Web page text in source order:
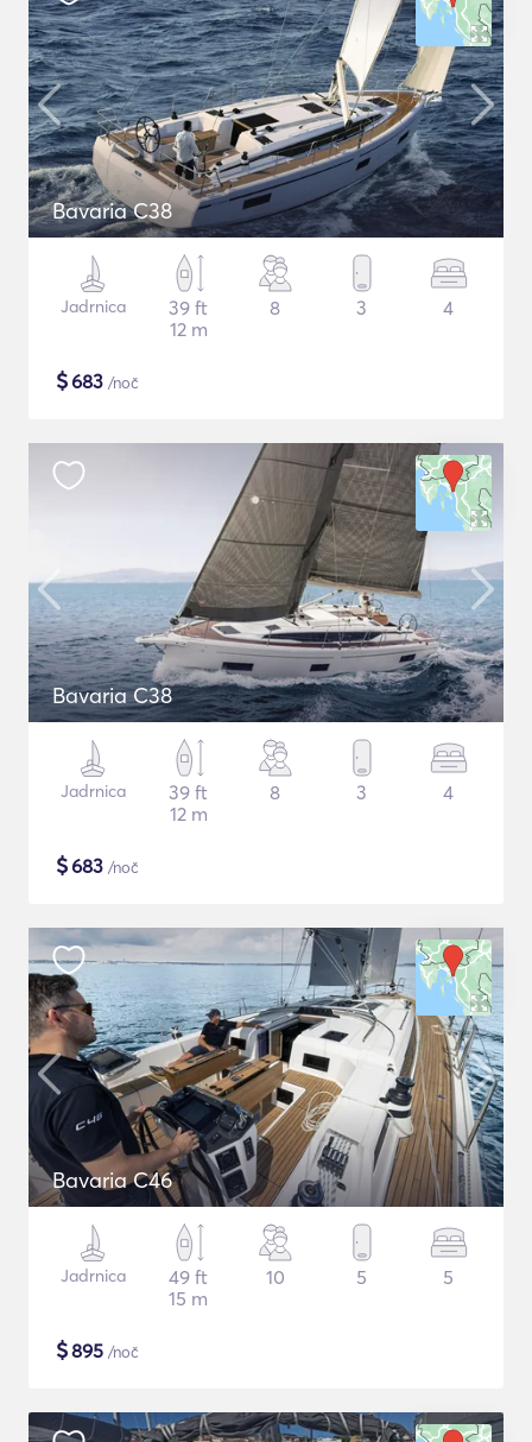
Bavaria C38
Jadrnica
39 ft
12 m
8 3 4
$683 /noč
Bavaria C38
Jadrnica
39 ft
12 m
8 3 4
$683 /noč
Bavaria C46
Jadrnica
49 ft
15 m
10 5 5
$895 /noč